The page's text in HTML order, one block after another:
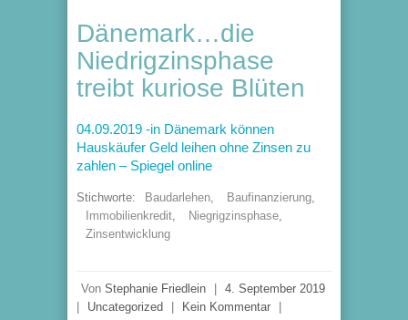
Dänemark…die
Niedrigzinsphase
treibt kuriose Blüten
04.09.2019 -in Dänemark können
Hauskäufer Geld leihen ohne Zinsen zu
zahlen – Spiegel online
Stichworte: Baudarlehen, Baufinanzierung,
Immobilienkredit, Niegrigzinsphase,
Zinsentwicklung
Von Stephanie Friedlein
4. September 2019
Uncategorized Kein Kommentar